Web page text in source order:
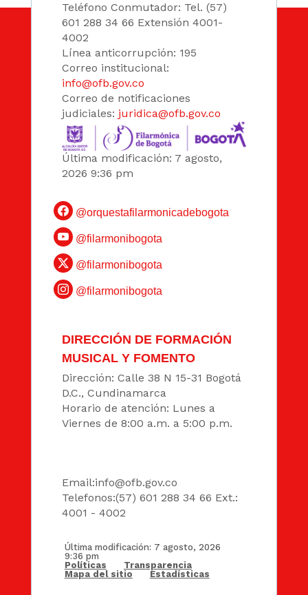
Teléfono Conmutador: Tel. (57)
601 288 34 66 Extensión 4001-
4002
Línea anticorrupción: 195
Correo institucional:
info@ofb.gov.co
Correo de notificaciones
judiciales: juridica@ofb.gov.co
Última modificación: 7 agosto,
2026 9:36 pm
@orquestafilarmonicadebogota
@filarmonibogota
@filarmonibogota
@filarmonibogota
DIRECCIÓN DE FORMACIÓN
MUSICAL Y FOMENTO
Dirección: Calle 38 N 15-31 Bogotá
D.C., Cundinamarca
Horario de atención: Lunes a
Viernes de 8:00 a.m. a 5:00 p.m.
Email:info@ofb.gov.co
Telefonos:(57) 601 288 34 66 Ext.:
4001 - 4002
Última modificación: 7 agosto, 2026
9:36 pm
Políticas
Transparencia
Mapa del sitio
Estadísticas